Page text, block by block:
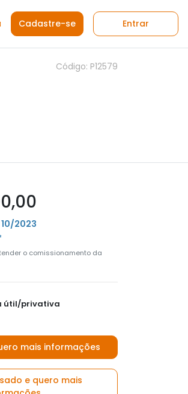
Cadastre-se Entrar
Código: P12579
2023
o comissionamento da
útil/privativa
mais informações
e quero mais